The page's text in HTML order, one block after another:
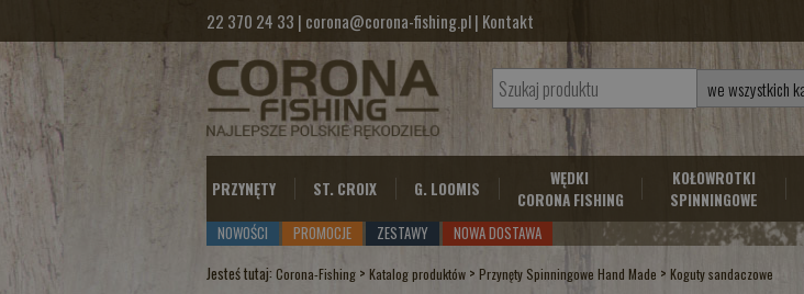
22 370 24 33 | corona@corona-fishing.pl| Kontakt
PRZYNĘTY ST. CROIX G. LOOMIS
WĘDKI
CORONA FISHING
KOŁOWROTKI
SPINNINGOWE
NOWOŚCI
PROMOCJE ZESTAWY NOWA DOSTAWA
Jesteś tutaj: Corona-Fishing >Katalog produktów >Przynęty Spinningowe Hand Made >Koguty sandaczowe